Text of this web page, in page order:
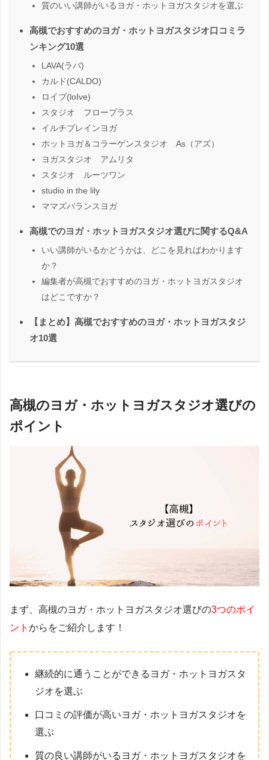
質のいい講師がいるヨガ・ホットヨガスタジオを選ぶ
高槻でおすすめのヨガ・ホットヨガスタジオ口コミラ
ンキング10選
LAVA(ラバ)
カルド(CALDO)
ロイブ(loIve)
スタジオ フロープラス
イルチブレインヨガ
ホットヨガ＆コラーゲンスタジオ As（アズ）
ヨガスタジオ アムリタ
スタジオ ルーツワン
studio in the lily
ママズバランスヨガ
高槻でのヨガ・ホットヨガスタジオ選びに関するQ&A
いい講師がいるかどうかは、どこを見ればわかります
か？
編集者が高槻でおすすめのヨガ・ホットヨガスタジオ
はどこですか？
【まとめ】高槻でおすすめのヨガ・ホットヨガスタジ
オ10選
高槻のヨガ・ホットヨガスタジオ選びの
ポイント
まず、高槻のヨガ・ホットヨガスタジオ選びの3つのポイ
ント からをご紹介します！
継続的に通うことができるヨガ・ホットヨガスタ
ジオを選ぶ
口コミの評価が高いヨガ・ホットヨガスタジオを
選ぶ
質の良い講師がいるヨガ・ホットヨガスタジオを